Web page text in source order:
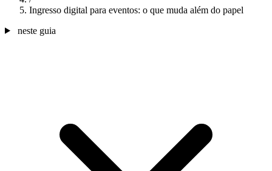
Ingresso digital para eventos: o que muda além do papel
neste guia